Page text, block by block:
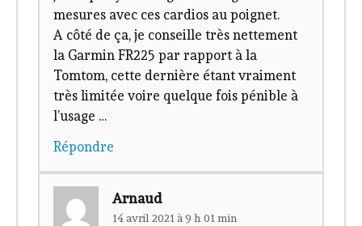
mesures avec ces cardios au poignet.
A côté de ça, je conseille très nettement
la Garmin FR225 par rapport à la
Tomtom, cette dernière étant vraiment
très limitée voire quelque fois pénible à
l’usage …
Répondre
Arnaud
14 avril 2021 à 9 h 01 min